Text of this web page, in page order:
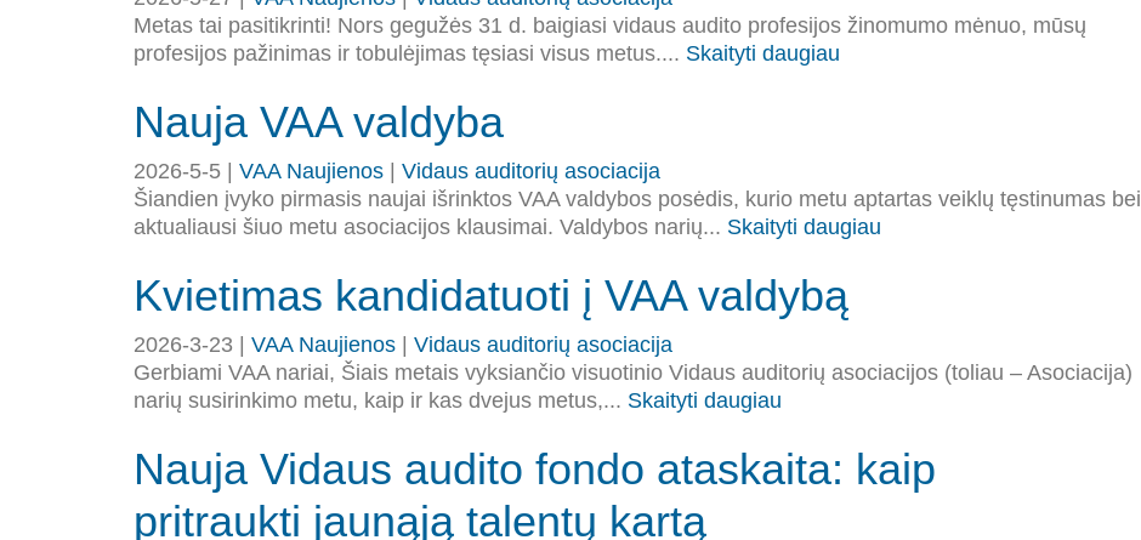
Metas tai pasitikrinti! Nors gegužės 31 d. baigiasi vidaus audito profesijos žinomumo mėnuo, mūsų
profesijos pažinimas ir tobulėjimas tęsiasi visus metus.... Skaityti daugiau
Nauja VAA valdyba
2026-5-5 | VAA Naujienos | Vidaus auditorių asociacija
Šiandien įvyko pirmasis naujai išrinktos VAA valdybos posėdis, kurio metu aptartas veiklų tęstinumas bei
aktualiausi šiuo metu asociacijos klausimai. Valdybos narių... Skaityti daugiau
Kvietimas kandidatuoti į VAA valdybą
2026-3-23 | VAA Naujienos | Vidaus auditorių asociacija
Gerbiami VAA nariai, Šiais metais vyksiančio visuotinio Vidaus auditorių asociacijos (toliau – Asociacija)
narių susirinkimo metu, kaip ir kas dvejus metus,... Skaityti daugiau
Nauja Vidaus audito fondo ataskaita: kaip
pritraukti jaunąją talentų kartą